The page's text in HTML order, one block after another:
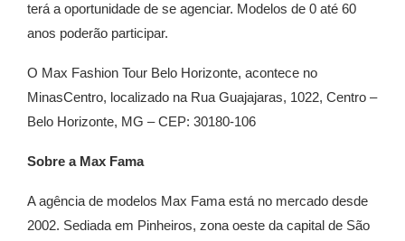
terá a oportunidade de se agenciar. Modelos de 0 até 60
anos poderão participar.
O Max Fashion Tour Belo Horizonte, acontece no
MinasCentro, localizado na Rua Guajajaras, 1022, Centro –
Belo Horizonte, MG – CEP: 30180-106
Sobre a Max Fama
A agência de modelos Max Fama está no mercado desde
2002. Sediada em Pinheiros, zona oeste da capital de São